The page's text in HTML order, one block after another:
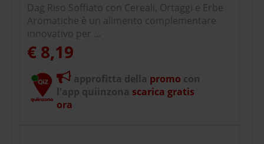
Dag Riso Soffiato con Cereali, Ortaggi e Erbe
Aromatiche è un alimento complementare
innovativo per ...
€ 8,19
approfitta della promo con
l'app quiinzona scarica gratis
ora